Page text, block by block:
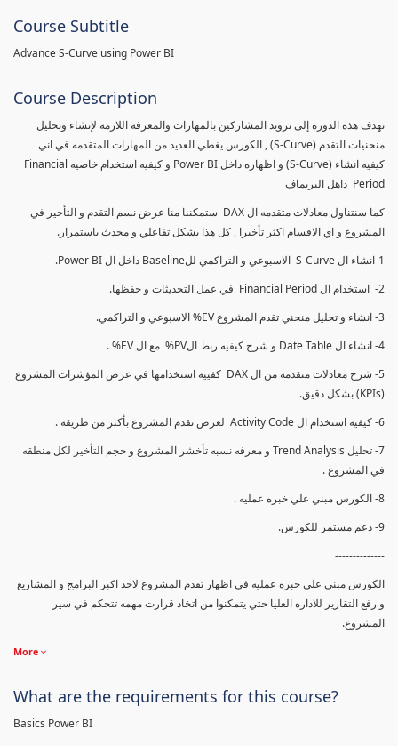
Course Subtitle
Advance S-Curve using Power BI
Course Description
تهدف هذه الدورة إلى تزويد المشاركين بالمهارات والمعرفة اللازمة لإنشاء وتحليل
منحنيات التقدم (S-Curve) , الكورس يغطي العديد من المهارات المتقدمه في اني
كيفيه انشاء (S-Curve) و اظهاره داخل Power BI و كيفيه استخدام خاصيه Financial
Period داهل البريماف
كما سنتناول معادلات متقدمه ال DAX ستمكننا منا عرض نسم التقدم و التأخير في
المشروع و اي الاقسام اكثر تأخيرا , كل هذا بشكل تفاعلي و محدث باستمرار.
1-انشاء ال S-Curve الاسبوعي و التراكمي للBaseline داخل ال Power BI.
2- استخدام ال Financial Period في عمل التحديثات و حفظها.
3- انشاء و تحليل منحني تقدم المشروع EV% الاسبوعي و التراكمي.
4- انشاء ال Date Table و شرح كيفيه ربط الPV% مع ال EV% .
5- شرح معادلات متقدمه من ال DAX كفييه استخدامها في عرض المؤشرات المشروع
(KPIs) بشكل دقيق.
6- كيفيه استخدام ال Activity Code لعرض تقدم المشروع بأكثر من طريقه .
7- تحليل Trend Analysis و معرفه نسبه تأخشر المشروع و حجم التأخير لكل منطقه
في المشروع .
8- الكورس مبني علي خبره عمليه .
9- دعم مستمر للكورس.
--------------
الكورس مبني علي خبره عمليه في اظهار تقدم المشروع لاحد اكبر البرامج و المشاريع
و رفع التقارير للاداره العليا حتي يتمكنوا من اتخاذ قرارت مهمه تتحكم في سير
المشروع.
More
What are the requirements for this course?
Basics Power BI